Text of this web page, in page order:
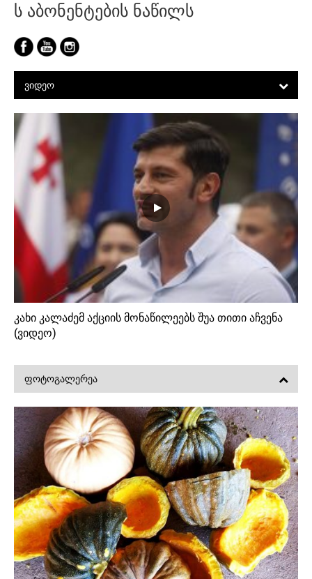
ს აბონენტების ნაწილს
ᲕᲘᲓᲔᲝ
კახი კალაძემ აქციის მონაწილეებს შუა თითი აჩვენა
(ვიდეო)
ᲤᲝᲢᲝᲒᲐᲚᲔᲠᲔᲐ